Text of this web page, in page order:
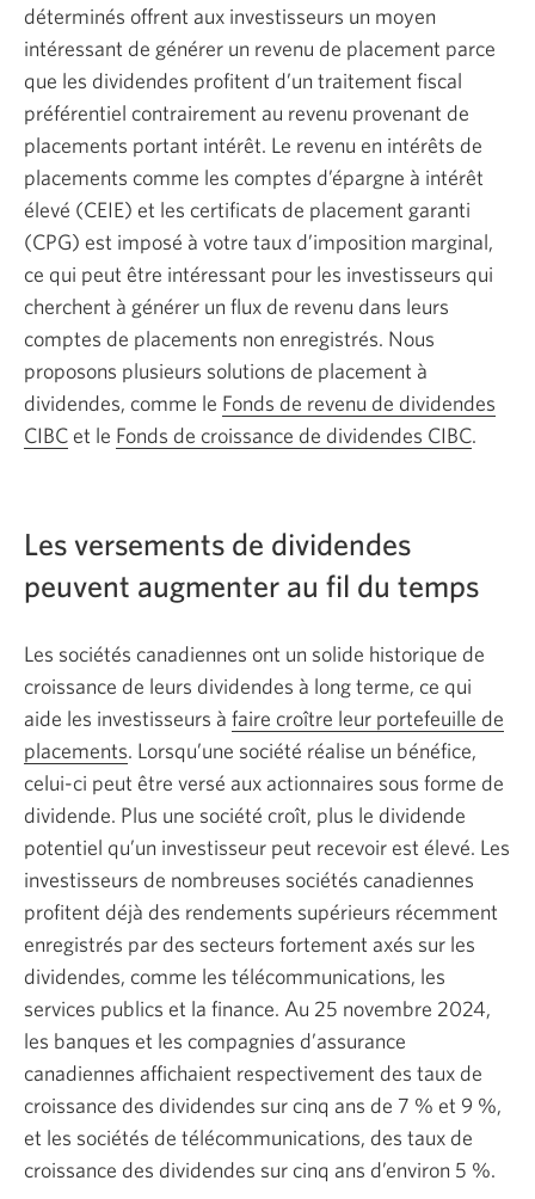
déterminés offrent aux investisseurs un moyen
intéressant de générer un revenu de placement parce
que les dividendes profitent d’un traitement fiscal
préférentiel contrairement au revenu provenant de
placements portant intérêt. Le revenu en intérêts de
placements comme les comptes d’épargne à intérêt
élevé (CEIE) et les certificats de placement garanti
(CPG) est imposé à votre taux d’imposition marginal,
ce qui peut être intéressant pour les investisseurs qui
cherchent à générer un flux de revenu dans leurs
comptes de placements non enregistrés. Nous
proposons plusieurs solutions de placement à
dividendes, comme le Fonds de revenu de dividendes
CIBC et le Fonds de croissance de dividendes CIBC.
Les versements de dividendes
peuvent augmenter au fil du temps
Les sociétés canadiennes ont un solide historique de
croissance de leurs dividendes à long terme, ce qui
aide les investisseurs à faire croître leur portefeuille de
placements. Lorsqu’une société réalise un bénéfice,
celui-ci peut être versé aux actionnaires sous forme de
dividende. Plus une société croît, plus le dividende
potentiel qu’un investisseur peut recevoir est élevé. Les
investisseurs de nombreuses sociétés canadiennes
profitent déjà des rendements supérieurs récemment
enregistrés par des secteurs fortement axés sur les
dividendes, comme les télécommunications, les
services publics et la finance. Au 25 novembre 2024,
les banques et les compagnies d’assurance
canadiennes affichaient respectivement des taux de
croissance des dividendes sur cinq ans de 7 % et 9 %,
et les sociétés de télécommunications, des taux de
croissance des dividendes sur cinq ans d’environ 5 %.